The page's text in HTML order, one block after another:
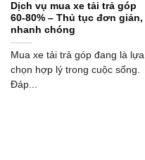
Dịch vụ mua xe tải trả góp
60-80% – Thủ tục đơn giản,
nhanh chóng
Mua xe tải trả góp đang là lựa
chọn hợp lý trong cuộc sống.
Đáp...